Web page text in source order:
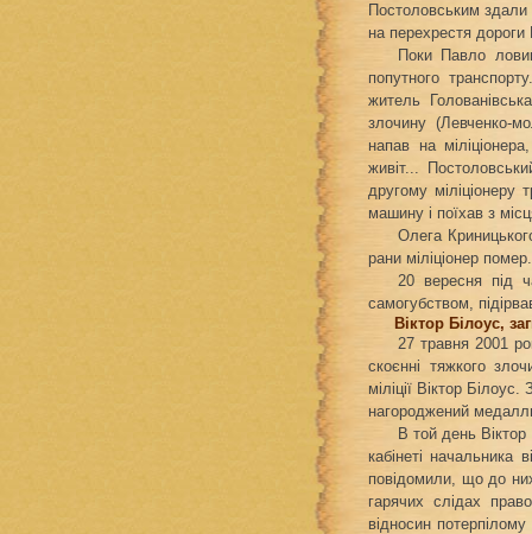
Постоловським здали
на перехрестя дороги
Поки Павло
попутного
житель
злочину (Левченко-
напав на
живіт...
другому міліціонеру
машину і поїхав з
Олега
рани міліціонер
20 вересня під
самогубством,
Віктор Білоус,
27 травня 2001
скоєнні тяжкого
міліції Віктор
нагороджений
В той день
кабінеті начальника
повідомили, що до
гарячих слідах
відносин